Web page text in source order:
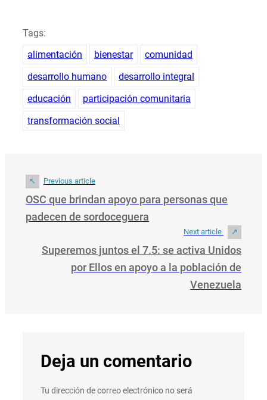
Tags:
alimentación
bienestar
comunidad
desarrollo humano
desarrollo integral
educación
participación comunitaria
transformación social
Previous article
OSC que brindan apoyo para personas que
padecen de sordoceguera
Next article
Superemos juntos el 7.5: se activa Unidos
por Ellos en apoyo a la población de
Venezuela
Deja un comentario
Tu dirección de correo electrónico no será